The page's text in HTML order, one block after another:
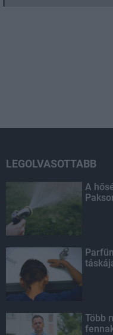
LEGOLVASOTTABB
A
Több